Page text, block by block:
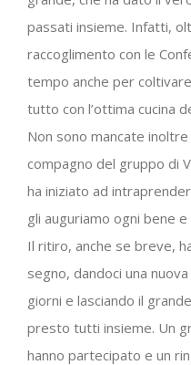
passati insieme. Infatti,
raccoglimento con le
tempo anche per
tutto con l’ottima cucina
Non sono mancate
compagno del gruppo di
ha iniziato ad
gli auguriamo ogni bene
Il ritiro, anche se breve,
segno, dandoci una
giorni e lasciando il
presto tutti insieme. Un
hanno partecipato e un